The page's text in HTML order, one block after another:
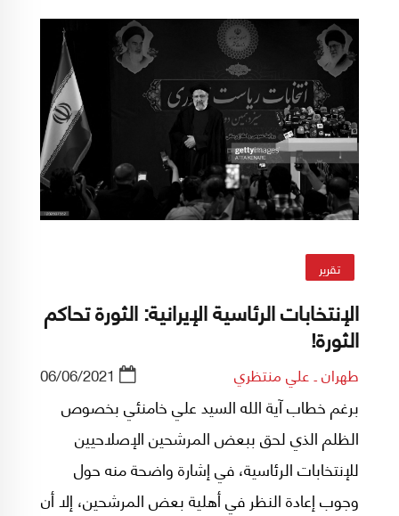
بالدراسات الجيوسياسية.
تقرير
الإنتخابات الرئاسية الإيرانية: الثورة تحاكم
الثورة!
طهران ـ علي منتظري 06/06/2021
برغم خطاب آية الله السيد علي خامنئي بخصوص
الظلم الذي لحق ببعض المرشحين الإصلاحيين
للإنتخابات الرئاسية، في إشارة واضحة منه حول
وجوب إعادة النظر في أهلية بعض المرشحين، إلا أن